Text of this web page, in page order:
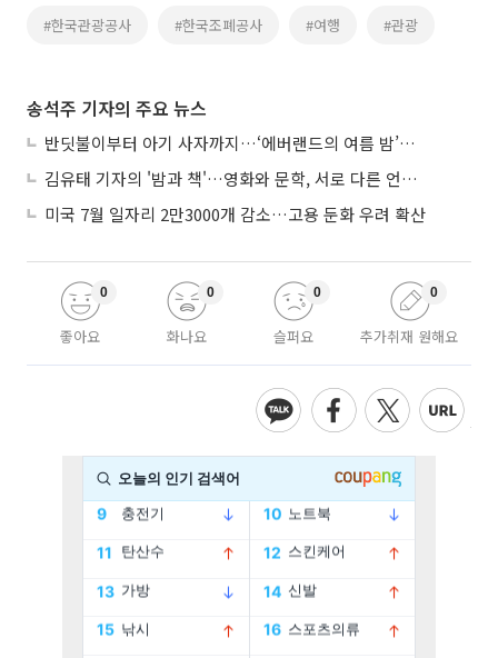
#한국관광공사 #한국조폐공사 #여행 #관광
송석주 기자의 주요 뉴스
반딧불이부터 아기 사자까지…‘에버랜드의 여름 밤’이 기다려지는 이유
김유태 기자의 '밤과 책'…영화와 문학, 서로 다른 언어를 읽다
미국 7월 일자리 2만3000개 감소…고용 둔화 우려 확산
좋아요
0
화나요
0
슬퍼요
0
추가취재 원해요
0